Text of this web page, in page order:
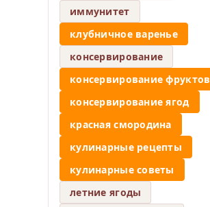
иммунитет
клубничное варенье
консервирование
консервирование фруктов
консервирование ягод
красная смородина
кулинарные рецепты
кулинарные советы
летние ягоды